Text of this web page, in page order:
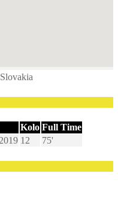
Kolo Full Time
12 75'